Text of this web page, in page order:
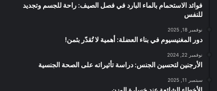
فوائد الاستحمام بالماء البارد في فصل الصيف: راحة للجسم وتجديد
للنفس
نوفمبر 18, 2025
دور المغنيسيوم في بناء العضلة: أهمية لا تُقدّر بثمن!
نوفمبر 22, 2024
الأرجنين لتحسين الجنس: دراسة تأثيراته على الصحة الجنسية
سبتمبر 11, 2025